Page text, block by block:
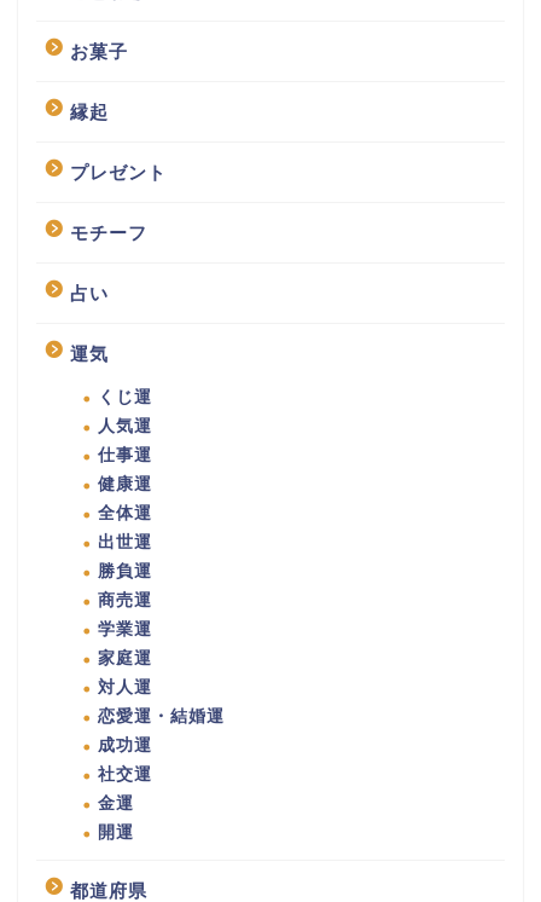
お菓子
縁起
プレゼント
モチーフ
占い
運気
くじ運
人気運
仕事運
健康運
全体運
出世運
勝負運
商売運
学業運
家庭運
対人運
恋愛運・結婚運
成功運
社交運
金運
開運
都道府県